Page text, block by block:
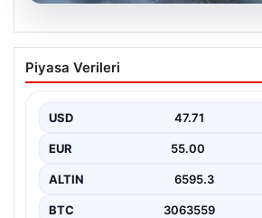
Tunceli’de otluk yangını
sıçramadan kontrol altına
arasında bulunan otlaklık bölgede
belirlenemeyen bir nedenle…
Piyasa Verileri
USD 47.71
EUR 55.00
ALTIN 6595.3
BTC 3063559